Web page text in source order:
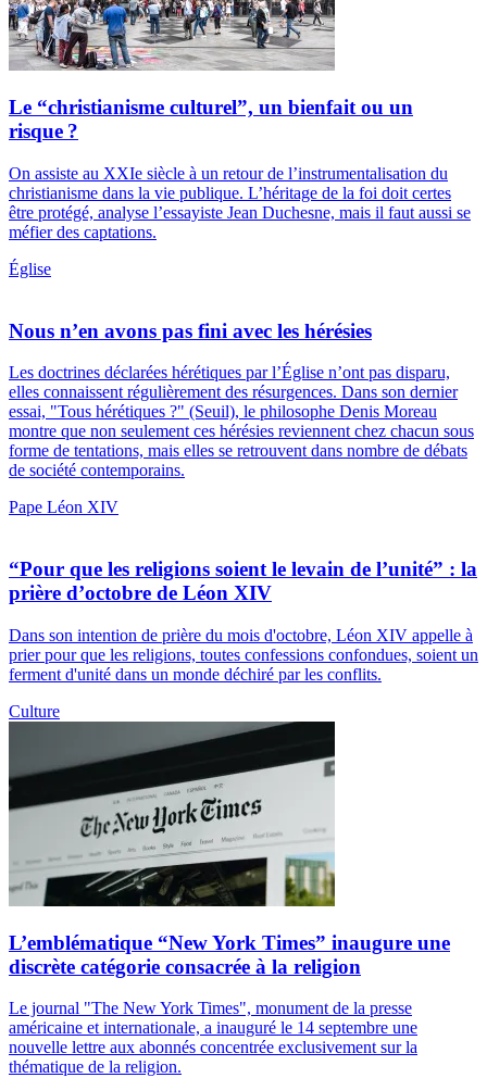
Le “christianisme culturel”, un bienfait ou un
risque ?
On assiste au XXIe siècle à un retour de l’instrumentalisation du
christianisme dans la vie publique. L’héritage de la foi doit certes
être protégé, analyse l’essayiste Jean Duchesne, mais il faut aussi se
méfier des captations.
Église
Nous n’en avons pas fini avec les hérésies
Les doctrines déclarées hérétiques par l’Église n’ont pas disparu,
elles connaissent régulièrement des résurgences. Dans son dernier
essai, "Tous hérétiques ?" (Seuil), le philosophe Denis Moreau
montre que non seulement ces hérésies reviennent chez chacun sous
forme de tentations, mais elles se retrouvent dans nombre de débats
de société contemporains.
Pape Léon XIV
“Pour que les religions soient le levain de l’unité” : la
prière d’octobre de Léon XIV
Dans son intention de prière du mois d'octobre, Léon XIV appelle à
prier pour que les religions, toutes confessions confondues, soient un
ferment d'unité dans un monde déchiré par les conflits.
Culture
L’emblématique “New York Times” inaugure une
discrète catégorie consacrée à la religion
Le journal "The New York Times", monument de la presse
américaine et internationale, a inauguré le 14 septembre une
nouvelle lettre aux abonnés concentrée exclusivement sur la
thématique de la religion.